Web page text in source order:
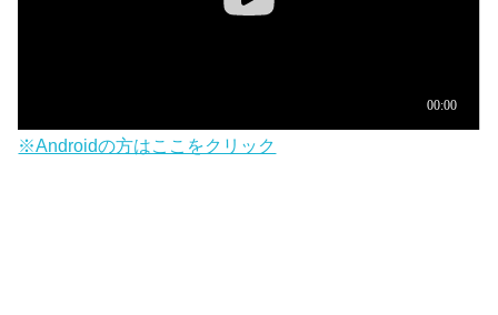
※Androidの方はここをクリック